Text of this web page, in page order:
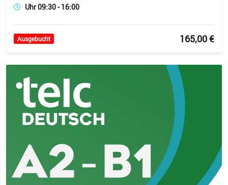
Uhr 09:30 - 16:00
Ausgebucht 165,00 €